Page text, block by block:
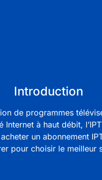
Introduction
de programmes
à haut débit,
un abonnement
pour choisir le meilleur